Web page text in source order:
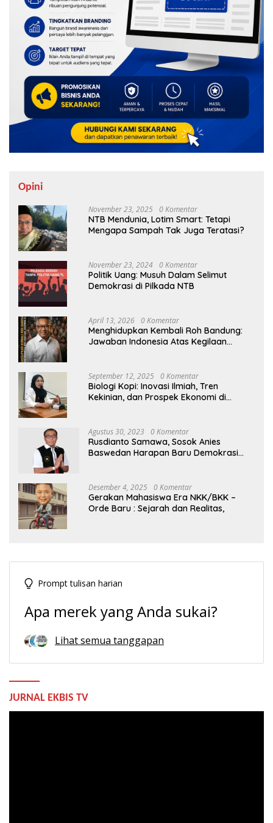
Opini
November 23, 2025 0 Komentar
NTB Mendunia, Lotim Smart: Tetapi
Mengapa Sampah Tak Juga Teratasi?
November 23, 2024 0 Komentar
Politik Uang: Musuh Dalam Selimut
Demokrasi di Pilkada NTB
April 13, 2026 0 Komentar
Menghidupkan Kembali Roh Bandung:
Jawaban Indonesia Atas Kegilaan
September 12, 2025 0 Komentar
Biologi Kopi: Inovasi Ilmiah, Tren
Kekinian, dan Prospek Ekonomi di
Agustus 30, 2023 0 Komentar
Rusdianto Samawa, Sosok Anies
Baswedan Harapan Baru Demokrasi
Desember 4, 2025 0 Komentar
Gerakan Mahasiswa Era NKK/BKK –
Orde Baru : Sejarah dan Realitas,
Prompt tulisan harian
Apa merek yang Anda sukai?
Lihat semua tanggapan
JURNAL EKBIS TV